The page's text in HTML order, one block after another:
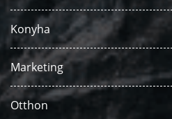
Konyha
Marketing
Otthon